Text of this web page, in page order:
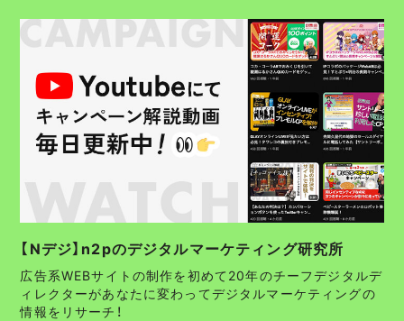
【Nデジ】n2pのデジタルマーケティング研究所
広告系WEBサイトの制作を初めて20年のチーフデジタルデ
ィレクターがあなたに変わってデジタルマーケティングの
情報をリサーチ！